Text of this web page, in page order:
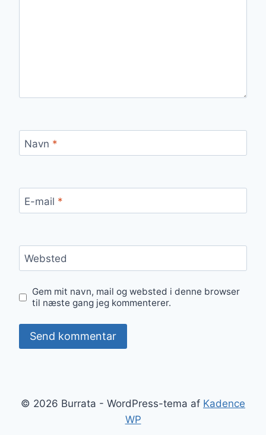
Navn *
E-mail *
Websted
Gem mit navn, mail og websted i denne browser
til næste gang jeg kommenterer.
© 2026 Burrata - WordPress-tema af Kadence
WP